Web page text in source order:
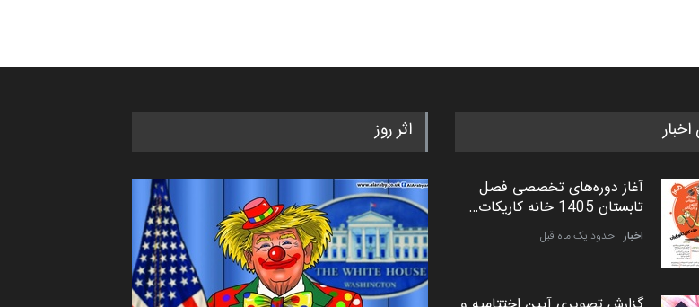
آغاز دوره‌های تخصصی فصل
تابستان 1405 خانه کاریکات…
اخبار حدود یک ماه قبل
اثر روز